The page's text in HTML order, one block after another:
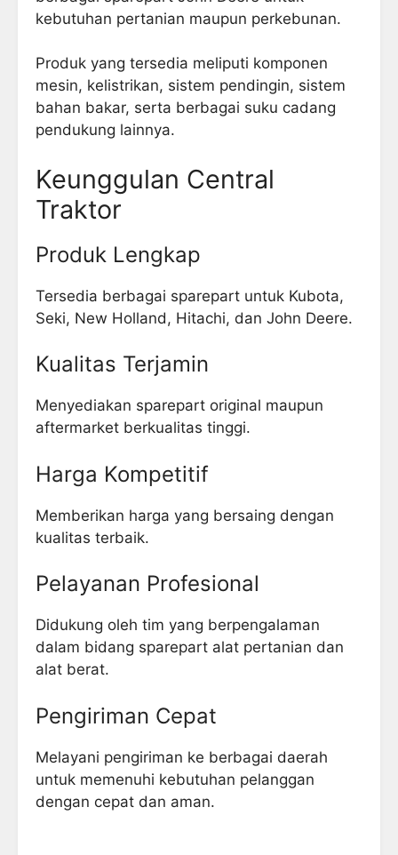
kebutuhan pertanian maupun perkebunan.
Produk yang tersedia meliputi komponen
mesin, kelistrikan, sistem pendingin, sistem
bahan bakar, serta berbagai suku cadang
pendukung lainnya.
Keunggulan Central
Traktor
Produk Lengkap
Tersedia berbagai sparepart untuk Kubota,
Seki, New Holland, Hitachi, dan John Deere.
Kualitas Terjamin
Menyediakan sparepart original maupun
aftermarket berkualitas tinggi.
Harga Kompetitif
Memberikan harga yang bersaing dengan
kualitas terbaik.
Pelayanan Profesional
Didukung oleh tim yang berpengalaman
dalam bidang sparepart alat pertanian dan
alat berat.
Pengiriman Cepat
Melayani pengiriman ke berbagai daerah
untuk memenuhi kebutuhan pelanggan
dengan cepat dan aman.